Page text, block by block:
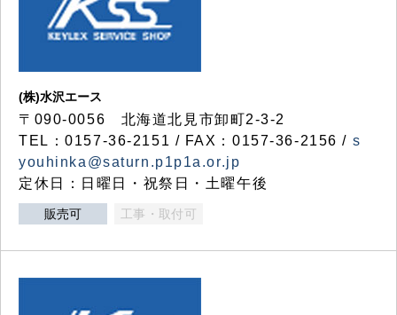
(株)水沢エース
〒090-0056 北海道北見市卸町2-3-2
TEL：0157-36-2151 / FAX：0157-36-2156 / s
youhinka@saturn.p1p1a.or.jp
定休日：日曜日・祝祭日・土曜午後
販売可 工事・取付可